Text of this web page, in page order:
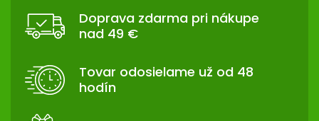
Doprava zdarma pri nákupe
nad 49 €
Tovar odosielame už od 48
hodín